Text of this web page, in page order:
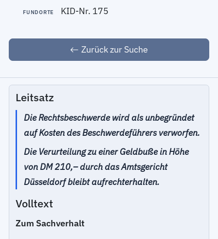
FUNDORTE KID-Nr. 175
Zurück zur Suche
Leitsatz
Die Rechtsbeschwerde wird als unbegründet
auf Kosten des Beschwerdeführers verworfen.
Die Verurteilung zu einer Geldbuße in Höhe
von DM 210,– durch das Amtsgericht
Düsseldorf bleibt aufrechterhalten.
Volltext
Zum Sachverhalt